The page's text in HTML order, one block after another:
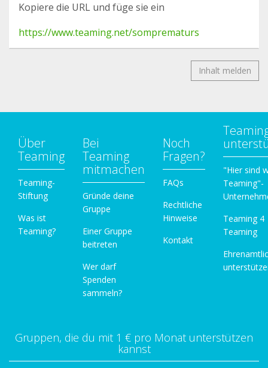
Kopiere die URL und füge sie ein
https://www.teaming.net/somprematurs
Inhalt melden
Über
Teaming
Teaming-
Stiftung
Was ist
Teaming?
Bei
Teaming
mitmachen
Gründe deine
Gruppe
Einer Gruppe
beitreten
Wer darf
Spenden
sammeln?
Noch
Fragen?
FAQs
Rechtliche
Hinweise
Kontakt
"Hier sind
Teaming"-
Teaming 4
Teaming
Gruppen, die du mit 1 € pro Monat unterstützen
kannst